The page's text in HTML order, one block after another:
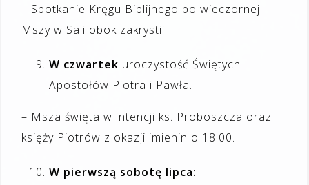
– Spotkanie Kręgu Biblijnego po wieczornej
Mszy w Sali obok zakrystii.
W czwartek uroczystość Świętych
Apostołów Piotra i Pawła.
– Msza święta w intencji ks. Proboszcza oraz
księży Piotrów z okazji imienin o 18:00.
W pierwszą sobotę lipca: